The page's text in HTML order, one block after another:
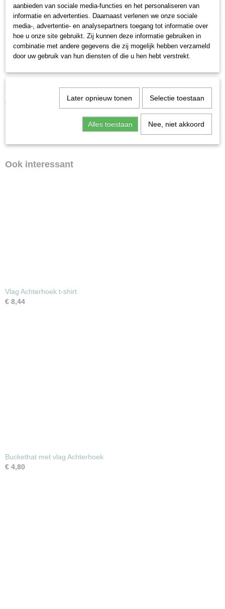
Specificaties
Productcode
1806-8518
Omschrijving
Festival hoed met vlag Achterhoek
Polyester festival hoedje met vlag Achterhoek
Omtrek ongeveer 57 - 59 cm
Ook interessant
Vlag Achterhoek t-shirt
€ 8,44
Buckethat met vlag Achterhoek
€ 4,80
aanbieden van sociale media-functies en het personaliseren van
informatie en advertenties. Daarnaast verlenen we onze sociale
media-, advertentie- en analysepartners toegang tot informatie over
hoe u onze site gebruikt. Zij kunnen deze informatie gebruiken in
combinatie met andere gegevens die zij mogelijk hebben verzameld
door uw gebruik van hun diensten of die u hen hebt verstrekt.
Later opnieuw tonen Selectie toestaan
Alles toestaan Nee, niet akkoord